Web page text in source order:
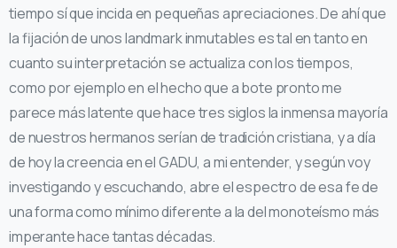
tiempo sí que incida en pequeñas apreciaciones. De ahí que
la fijación de unos landmark inmutables es tal en tanto en
cuanto su interpretación se actualiza con los tiempos,
como por ejemplo en el hecho que a bote pronto me
parece más latente que hace tres siglos la inmensa mayoría
de nuestros hermanos serían de tradición cristiana, y a día
de hoy la creencia en el GADU, a mi entender, y según voy
investigando y escuchando, abre el espectro de esa fe de
una forma como mínimo diferente a la del monoteísmo más
imperante hace tantas décadas.